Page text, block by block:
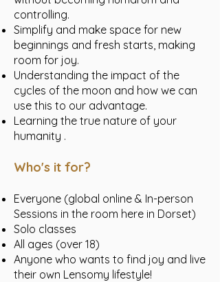
controlling.
Simplify and make space for new
beginnings and fresh starts, making
room for joy.
Understanding the impact of the
cycles of the moon and how we can
use this to our advantage.
Learning the true nature of your
humanity .
Who's it for?
Everyone (global online & In-person
Sessions in the room here in Dorset)
Solo classes
All ages (over 18)
Anyone who wants to find joy and live
their own Lensomy lifestyle!